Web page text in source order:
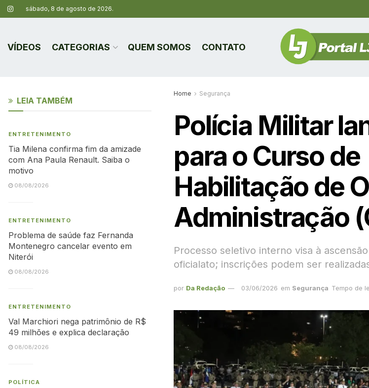
sábado, 8 de agosto de 2026.
VÍDEOS CATEGORIAS QUEM SOMOS CONTATO
Home Segurança
Polícia Militar
para o Curso de
Habilitação de
Administração
Processo seletivo interno visa à
oficialato; inscrições podem ser
por Da Redação 03/06/2026 em Segurança Tempo de
LEIA TAMBÉM
ENTRETENIMENTO
Tia Milena confirma fim da amizade
com Ana Paula Renault. Saiba o
motivo
08/08/2026
ENTRETENIMENTO
Problema de saúde faz Fernanda
Montenegro cancelar evento em
Niterói
08/08/2026
ENTRETENIMENTO
Val Marchiori nega patrimônio de R$
49 milhões e explica declaração
08/08/2026
POLÍTICA